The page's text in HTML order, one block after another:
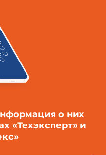
о них
«Техэксперт» и